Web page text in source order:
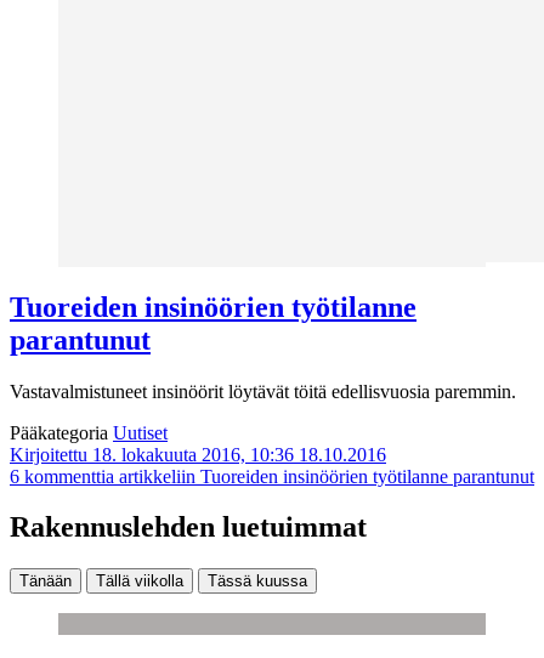
Tuoreiden insinöörien työtilanne
parantunut
Vastavalmistuneet insinöörit löytävät töitä edellisvuosia paremmin.
Pääkategoria Uutiset
Kirjoitettu 18. lokakuuta 2016, 10:36 18.10.2016
6 kommenttia artikkeliin Tuoreiden insinöörien työtilanne parantunut
Rakennuslehden luetuimmat
Tänään Tällä viikolla Tässä kuussa